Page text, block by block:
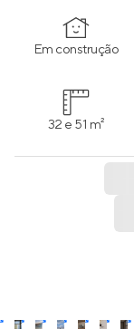
Em construção
32 e 51 m²